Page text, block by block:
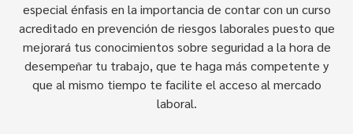
especial énfasis en la importancia de contar con un curso
acreditado en prevención de riesgos laborales puesto que
mejorará tus conocimientos sobre seguridad a la hora de
desempeñar tu trabajo, que te haga más competente y
que al mismo tiempo te facilite el acceso al mercado
laboral.